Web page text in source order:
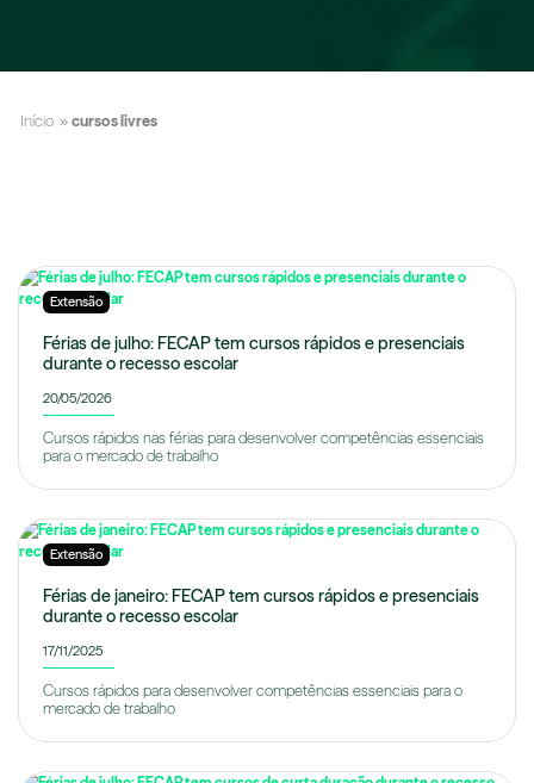
Início » cursos livres
Extensão
Férias de julho: FECAP tem cursos rápidos e presenciais
durante o recesso escolar
20/05/2026
Cursos rápidos nas férias para desenvolver competências essenciais
para o mercado de trabalho
Extensão
Férias de janeiro: FECAP tem cursos rápidos e presenciais
durante o recesso escolar
17/11/2025
Cursos rápidos para desenvolver competências essenciais para o
mercado de trabalho